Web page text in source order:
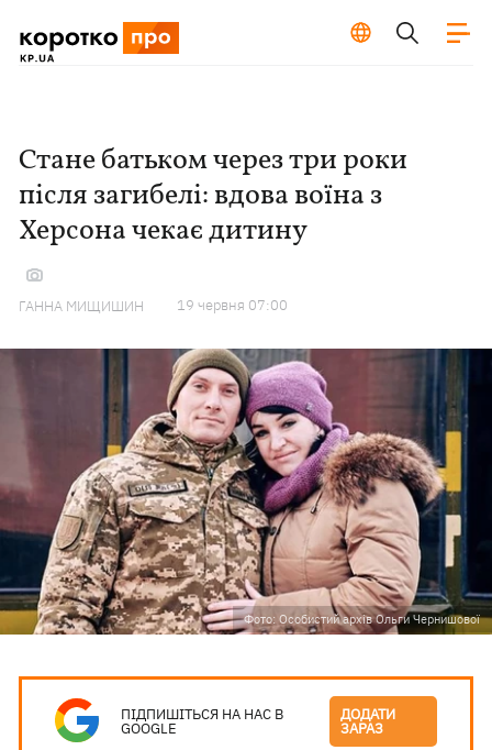
Стане батьком через три роки
після загибелі: вдова воїна з
Херсона чекає дитину
ГАННА МИЩИШИН 19 червня 07:00
Фото: Особистий архів Ольги Чернишової
ПІДПИШІТЬСЯ НА НАС В
GOOGLE
ДОДАТИ
ЗАРАЗ